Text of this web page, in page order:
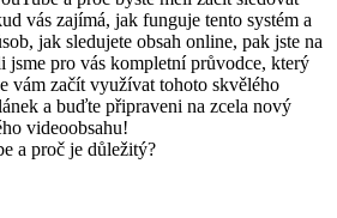
vás zajímá, jak funguje tento systém a
jak sledujete obsah online, pak jste na
jsme pro vás kompletní průvodce, který
vám začít využívat tohoto skvělého
a buďte připraveni na zcela nový
videoobsahu!